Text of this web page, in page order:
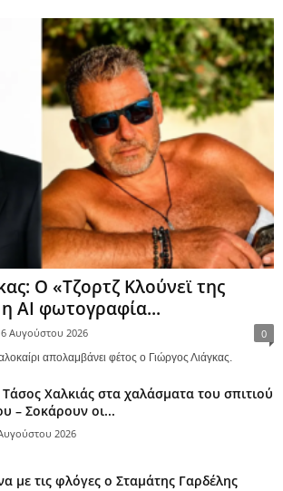
Ο «Τζορτζ Κλούνεϊ της
η AI φωτογραφία...
6 Αυγούστου 2026 0
απολαμβάνει φέτος ο Γιώργος Λιάγκας.
Χαλκιάς στα χαλάσματα του σπιτιού
– Σοκάρουν οι...
2026
με τις φλόγες ο Σταμάτης Γαρδέλης